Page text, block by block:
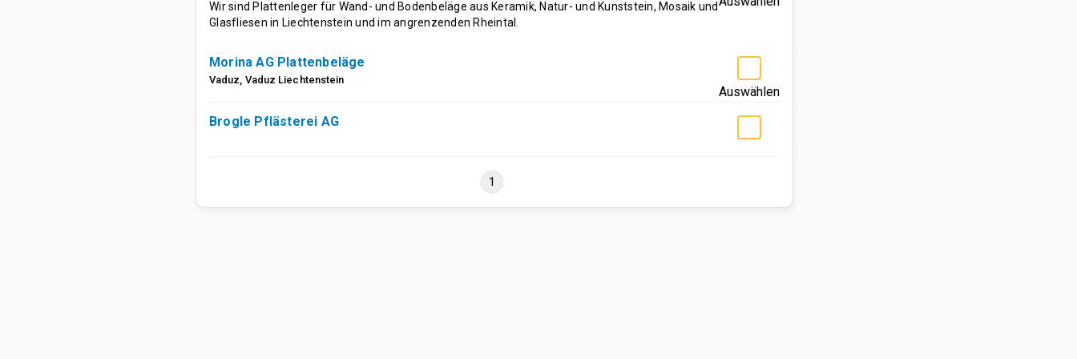
Wir sind Plattenleger für Wand- und Bodenbeläge aus Keramik, Natur- und Kunststein, Mosaik und
Glasfliesen in Liechtenstein und im angrenzenden Rheintal.
Auswählen
Morina AG Plattenbeläge
Vaduz, Vaduz Liechtenstein
Brogle Pflästerei AG
1